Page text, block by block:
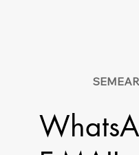
SEMEAR